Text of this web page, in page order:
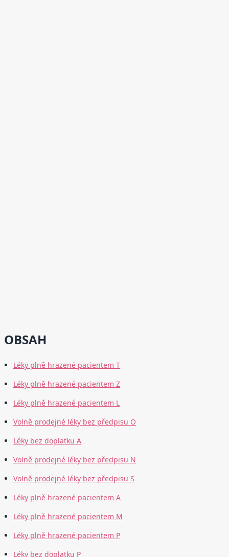
OBSAH
Léky plně hrazené pacientem T
Léky plně hrazené pacientem Z
Léky plně hrazené pacientem L
Volně prodejné léky bez předpisu O
Léky bez doplatku A
Volně prodejné léky bez předpisu N
Volně prodejné léky bez předpisu S
Léky plně hrazené pacientem A
Léky plně hrazené pacientem M
Léky plně hrazené pacientem P
Léky bez doplatku P